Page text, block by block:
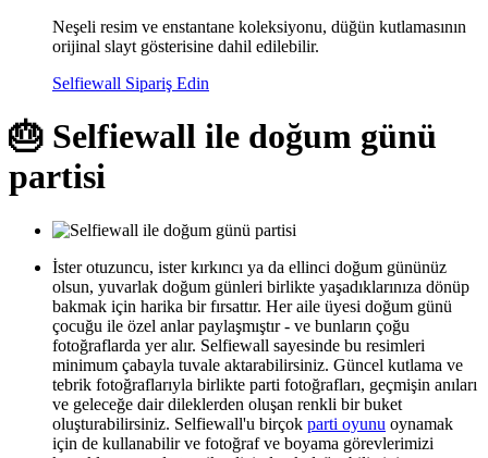
Neşeli resim ve enstantane koleksiyonu, düğün kutlamasının
orijinal slayt gösterisine dahil edilebilir.
Selfiewall Sipariş Edin
🎂 Selfiewall ile doğum günü
partisi
İster otuzuncu, ister kırkıncı ya da ellinci doğum gününüz
olsun, yuvarlak doğum günleri birlikte yaşadıklarınıza dönüp
bakmak için harika bir fırsattır. Her aile üyesi doğum günü
çocuğu ile özel anlar paylaşmıştır - ve bunların çoğu
fotoğraflarda yer alır. Selfiewall sayesinde bu resimleri
minimum çabayla tuvale aktarabilirsiniz. Güncel kutlama ve
tebrik fotoğraflarıyla birlikte parti fotoğrafları, geçmişin anıları
ve geleceğe dair dileklerden oluşan renkli bir buket
oluşturabilirsiniz. Selfiewall'u birçok parti oyunu oynamak
için de kullanabilir ve fotoğraf ve boyama görevlerimizi